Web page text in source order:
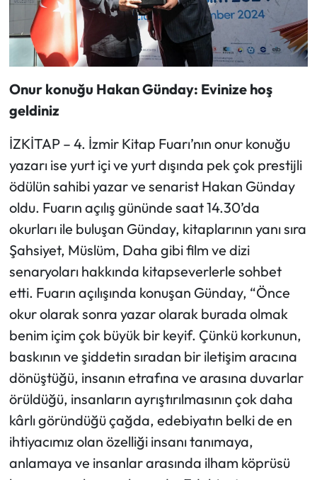
Onur konuğu Hakan Günday: Evinize hoş
geldiniz
İZKİTAP – 4. İzmir Kitap Fuarı’nın onur konuğu
yazarı ise yurt içi ve yurt dışında pek çok prestijli
ödülün sahibi yazar ve senarist Hakan Günday
oldu. Fuarın açılış gününde saat 14.30’da
okurları ile buluşan Günday, kitaplarının yanı sıra
Şahsiyet, Müslüm, Daha gibi film ve dizi
senaryoları hakkında kitapseverlerle sohbet
etti. Fuarın açılışında konuşan Günday, “Önce
okur olarak sonra yazar olarak burada olmak
benim içim çok büyük bir keyif. Çünkü korkunun,
baskının ve şiddetin sıradan bir iletişim aracına
dönüştüğü, insanın etrafına ve arasına duvarlar
örüldüğü, insanların ayrıştırılmasının çok daha
kârlı göründüğü çağda, edebiyatın belki de en
ihtiyacımız olan özelliği insanı tanımaya,
anlamaya ve insanlar arasında ilham köprüsü